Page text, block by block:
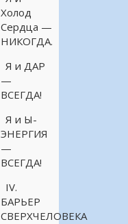
Холод
Сердца —
НИКОГДА.
Я и ДАР
—
ВСЕГДА!
Я и Ы-
ЭНЕРГИЯ
—
ВСЕГДА!
IV.
БАРЬЕР
СВЕРХЧЕЛОВЕКА